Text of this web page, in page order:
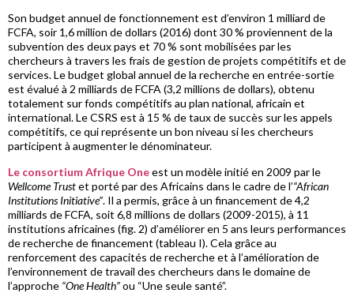
Son budget annuel de fonctionnement est d’environ 1 milliard de
FCFA, soir 1,6 million de dollars (2016) dont 30 % proviennent de la
subvention des deux pays et 70 % sont mobilisées par les
chercheurs à travers les frais de gestion de projets compétitifs et de
services. Le budget global annuel de la recherche en entrée-sortie
est évalué à 2 milliards de FCFA (3,2 millions de dollars), obtenu
totalement sur fonds compétitifs au plan national, africain et
international. Le CSRS est à 15 % de taux de succès sur les appels
compétitifs, ce qui représente un bon niveau si les chercheurs
participent à augmenter le dénominateur.
Le consortium Afrique Oneest un modèle initié en 2009 par le
Wellcome Trustet porté par des Africains dans le cadre de l’“African
Institutions Initiative”. Il a permis, grâce à un financement de 4,2
milliards de FCFA, soit 6,8 millions de dollars (2009-2015), à 11
institutions africaines (fig. 2) d’améliorer en 5 ans leurs performances
de recherche de financement (tableau I). Cela grâce au
renforcement des capacités de recherche et à l’amélioration de
l’environnement de travail des chercheurs dans le domaine de
l’approche “One Health”ou “Une seule santé”.